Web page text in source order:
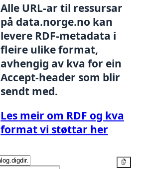
Alle URL-ar til ressursar
på data.norge.no kan
levere RDF-metadata i
fleire ulike format,
avhengig av kva for ein
Accept-header som blir
sendt med.
Les meir om RDF og kva
format vi støttar her